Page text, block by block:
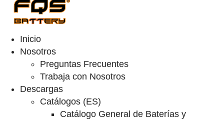
Inicio
Nosotros
Preguntas Frecuentes
Trabaja con Nosotros
Descargas
Catálogos (ES)
Catálogo General de Baterías y